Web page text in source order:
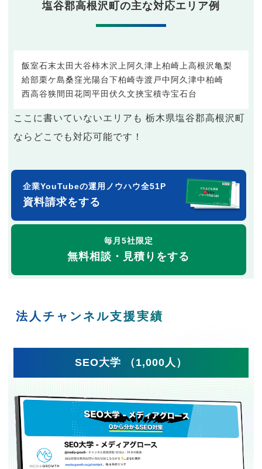
塩谷郡高根沢町の主な対応エリア例
飯室石末太田 大谷柿木沢 上阿久津 上柏崎 上高根沢亀梨
給部栗ケ島桑窪光陽台下柏崎寺渡戸中阿久津中柏崎
西高谷狭間田花岡平田伏久 文挾宝積寺宝石台
ここに書いていないエリアも 栃木県塩谷郡高根沢町
ならどこでも対応可能です！
企業YouTubeの運用ノウハウ全51P
資料請求をする
毎月5社限定
無料相談・見積りをする
法人チャンネル支援実績
SEO大学 （1,000人）